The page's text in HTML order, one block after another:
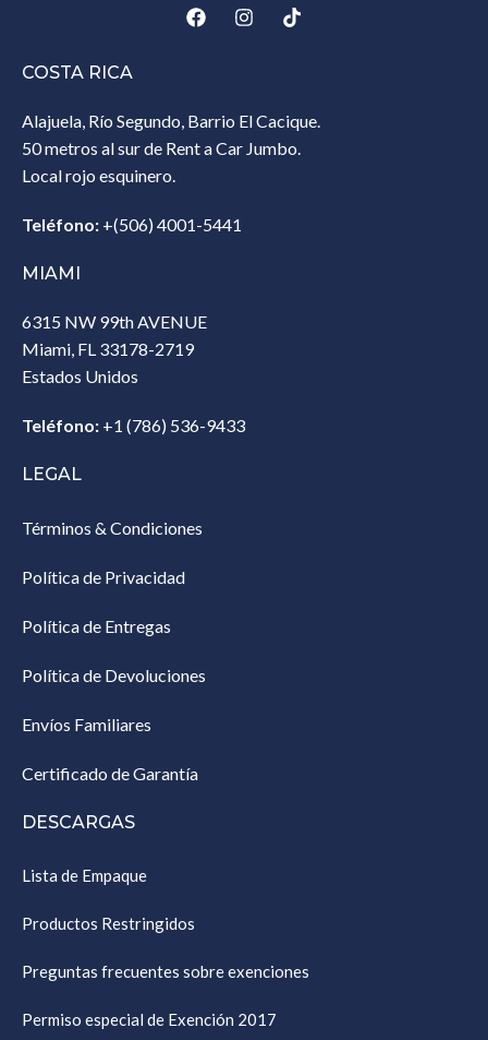
COSTA RICA
Alajuela, Río Segundo, Barrio El Cacique.
50 metros al sur de Rent a Car Jumbo.
Local rojo esquinero.
Teléfono: +(506) 4001-5441
MIAMI
6315 NW 99th AVENUE
Miami, FL 33178-2719
Estados Unidos‎
Teléfono: +1 (786) 536-9433‎
LEGAL
Términos & Condiciones
Política de Privacidad
Política de Entregas
Política de Devoluciones
Envíos Familiares
Certificado de Garantía
DESCARGAS
Lista de Empaque
Productos Restringidos
Preguntas frecuentes sobre exenciones
Permiso especial de Exención 2017